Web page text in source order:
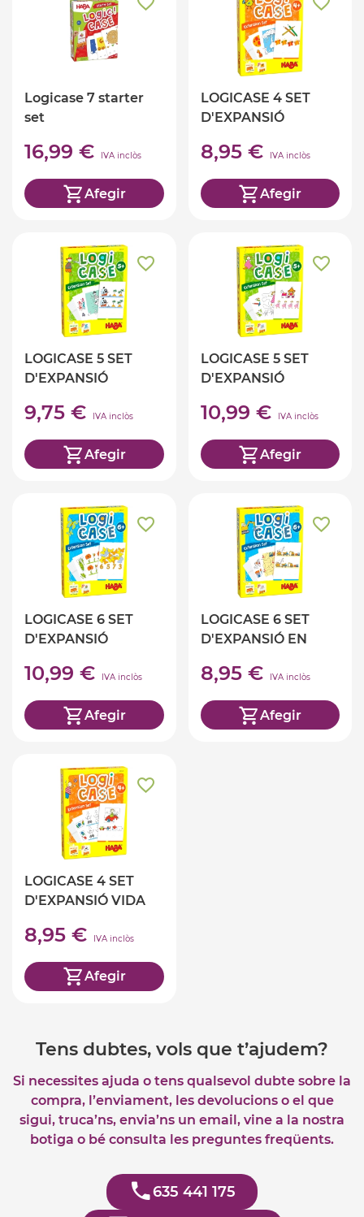
Logicase 7 starter
set
16,99 € IVA inclòs
Afegir
LOGICASE 4 SET
D'EXPANSIÓ
8,95 € IVA inclòs
Afegir
LOGICASE 5 SET
D'EXPANSIÓ
9,75 € IVA inclòs
Afegir
LOGICASE 5 SET
D'EXPANSIÓ
10,99 € IVA inclòs
Afegir
LOGICASE 6 SET
D'EXPANSIÓ
10,99 € IVA inclòs
Afegir
LOGICASE 6 SET
D'EXPANSIÓ EN
8,95 € IVA inclòs
Afegir
LOGICASE 4 SET
D'EXPANSIÓ VIDA
8,95 € IVA inclòs
Afegir
Tens dubtes, vols que t’ajudem?
Si necessites ajuda o tens qualsevol dubte sobre la
compra, l’enviament, les devolucions o el que
sigui, truca’ns, envia’ns un email, vine a la nostra
botiga o bé consulta les preguntes freqüents.
635 441 175